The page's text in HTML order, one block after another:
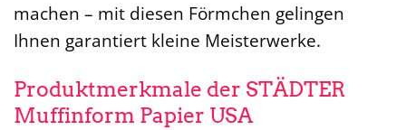
machen – mit diesen Förmchen gelingen
Ihnen garantiert kleine Meisterwerke.
Produktmerkmale der STÄDTER
Muffinform Papier USA